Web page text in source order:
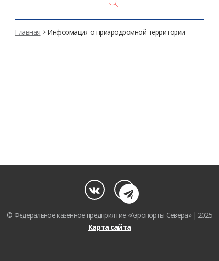
Главная > Информация о приародромной территории
© Федеральное казенное предприятие «Аэропорты Севера» | 2025
Карта сайта